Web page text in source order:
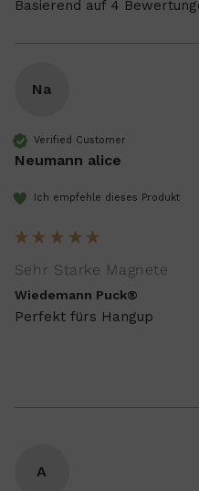
Basierend auf 4
Na
Verified Customer
Neumann alice
Ich empfehle dieses Produkt
Sehr Starke Magnete
Wiedemann Puck®
Perfekt fürs Hangup
A